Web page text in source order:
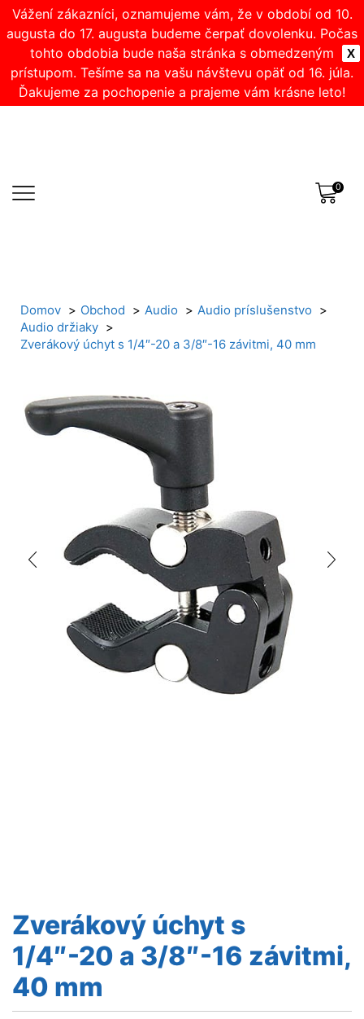
X
Vážení zákazníci, oznamujeme vám, že v období od 10.
augusta do 17. augusta budeme čerpať dovolenku. Počas
tohto obdobia bude naša stránka s obmedzeným
prístupom. Tešíme sa na vašu návštevu opäť od 16. júla.
Ďakujeme za pochopenie a prajeme vám krásne leto!
0
Domov Obchod Audio
Audio príslušenstvo
Audio držiaky
Zverákový úchyt s 1/4″-20 a 3/8″-16 závitmi, 40 mm
Zverákový úchyt s
1/4″-20 a 3/8″-16 závitmi,
40 mm